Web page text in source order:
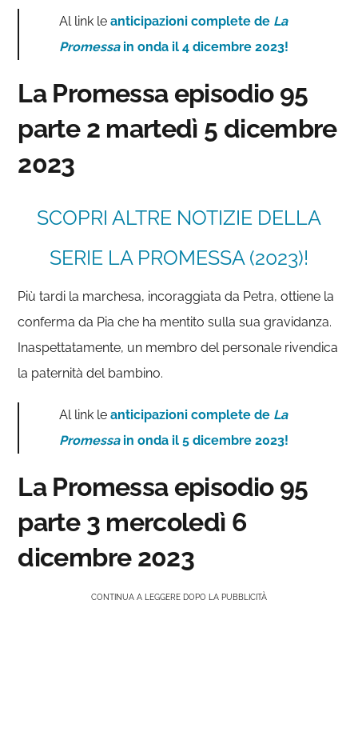
Al link leanticipazioni complete de La
Promessa in onda il 4 dicembre 2023!
La Promessa episodio 95
parte 2 martedì 5 dicembre
2023
SCOPRI ALTRE NOTIZIE DELLA
SERIE LA PROMESSA (2023)!
Più tardi la marchesa, incoraggiata da Petra, ottiene la
conferma da Pia che ha mentito sulla sua gravidanza.
Inaspettatamente, un membro del personale rivendica
la paternità del bambino.
Al link leanticipazioni complete de La
Promessa in onda il 5 dicembre 2023!
La Promessa episodio 95
parte 3 mercoledì 6
dicembre 2023
CONTINUA A LEGGERE DOPO LA PUBBLICITÀ